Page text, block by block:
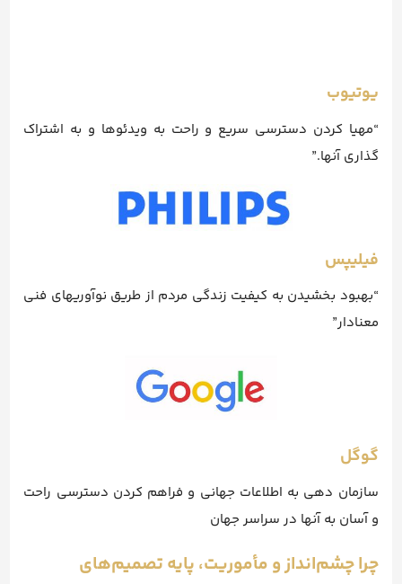
یوتیوب
“مهیا کردن دسترسی سریع و راحت به ویدئوها و به اشتراک
گذاری آنها.”
فیلیپس
“بهبود بخشیدن به کیفیت زندگی مردم از طریق نوآوریهای فنی
معنادار”
گوگل
سازمان دهی به اطلاعات جهانی و فراهم کردن دسترسی راحت
و آسان به آنها در سراسر جهان
چرا چشم‌انداز و مأموریت، پایه تصمیم‌های